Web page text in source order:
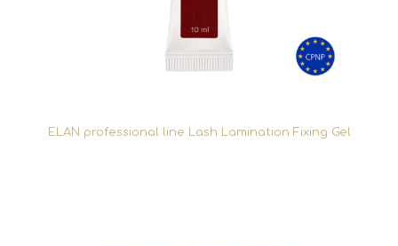
ELAN professional line Lash Lamination Fixing Gel